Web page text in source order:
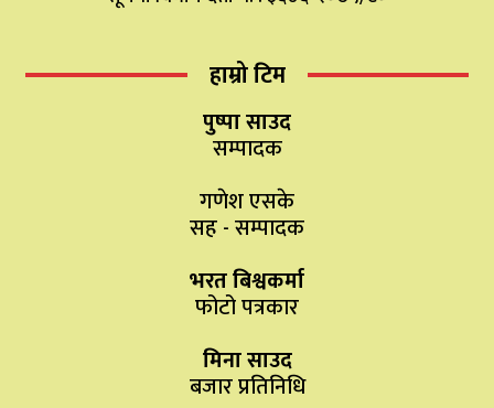
हाम्रो टिम
पुष्पा साउद
सम्पादक
गणेश एसके
सह - सम्पादक
भरत बिश्वकर्मा
फोटो पत्रकार
मिना साउद
बजार प्रतिनिधि